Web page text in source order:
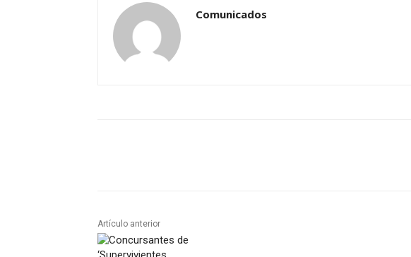
Comunicados
Artículo anterior